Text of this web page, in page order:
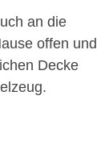
an die
offen und
Decke